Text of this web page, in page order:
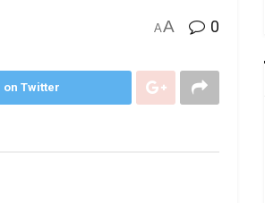
AA 0
on Twitter